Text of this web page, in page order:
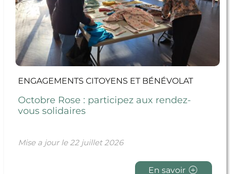
ENGAGEMENTS CITOYENS ET BÉNÉVOLAT
Octobre Rose : participez aux rendez-
vous solidaires
Mise a jour le22 juillet 2026
En savoir